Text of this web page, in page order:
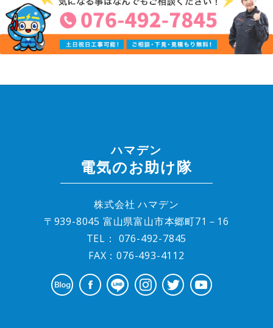
ハマデン
電気のお助け隊
株式会社 ハマデン
〒939-8045 富山県富山市本郷町71－16
TEL： 076-492-7845
FAX：076-493-4112